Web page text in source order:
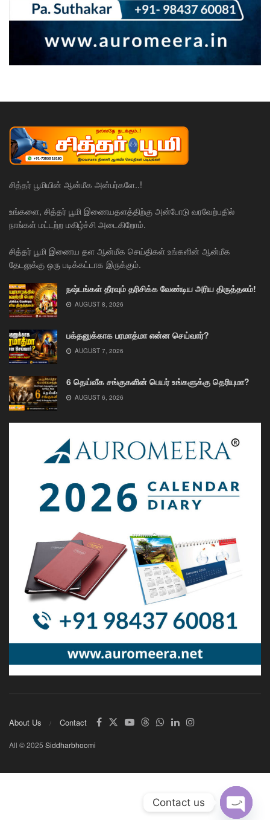
சித்தர் பூமியின் ஆன்மீக அன்பர்களே..!
உங்களை, சித்தர் பூமி இணையதளத்திற்கு அன்போடு வரவேற்பதில்
நாங்கள் மட்டற்ற மகிழ்ச்சி அடைகிறோம்.
சித்தர் பூமி இணைய தள ஆன்மீக செய்திகள் உங்களின் ஆன்மீக
தேடலுக்கு ஒரு படிக்கட்டாக இருக்கும்.
நஷ்டங்கள் தீரவும் தரிசிக்க வேண்டிய அரிய திருத்தலம்!
AUGUST 8, 2026
பக்தனுக்காக பரமாத்மா என்ன செய்வார்?
AUGUST 7, 2026
6 தெய்வீக சங்குகளின் பெயர் உங்களுக்கு தெரியுமா?
AUGUST 6, 2026
About Us Contact
All © 2025 Siddharbhoomi
Contact us